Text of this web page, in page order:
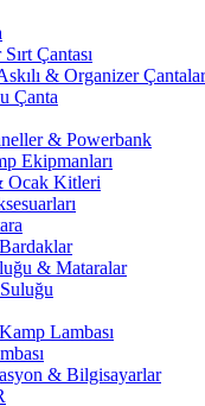
Çantası
& Organizer Çantalar
Çanta
& Powerbank
Ekipmanları
Ocak Kitleri
& Mataralar
Lambası
& Bilgisayarlar